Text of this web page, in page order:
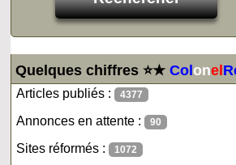
Quelques chiffres ⭐★Colonel
Articles publiés : 4377
Annonces en attente : 90
Sites réformés : 1072